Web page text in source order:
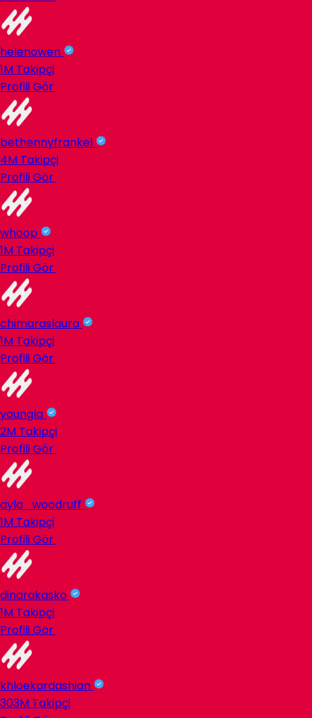
helenowen
1M Takipçi
Profili Gör
bethennyfrankel
4M Takipçi
Profili Gör
whoop
1M Takipçi
Profili Gör
chimaraslaura
1M Takipçi
Profili Gör
youngla
2M Takipçi
Profili Gör
ayla_woodruff
1M Takipçi
Profili Gör
dinarakasko
1M Takipçi
Profili Gör
khloekardashian
303M Takipçi